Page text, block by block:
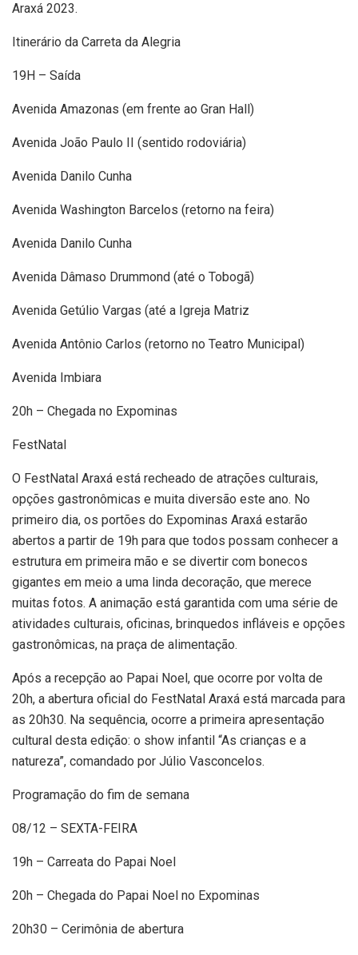
Araxá 2023.
Itinerário da Carreta da Alegria
19H – Saída
Avenida Amazonas (em frente ao Gran Hall)
Avenida João Paulo II (sentido rodoviária)
Avenida Danilo Cunha
Avenida Washington Barcelos (retorno na feira)
Avenida Danilo Cunha
Avenida Dâmaso Drummond (até o Tobogã)
Avenida Getúlio Vargas (até a Igreja Matriz
Avenida Antônio Carlos (retorno no Teatro Municipal)
Avenida Imbiara
20h – Chegada no Expominas
FestNatal
O FestNatal Araxá está recheado de atrações culturais,
opções gastronômicas e muita diversão este ano. No
primeiro dia, os portões do Expominas Araxá estarão
abertos a partir de 19h para que todos possam conhecer a
estrutura em primeira mão e se divertir com bonecos
gigantes em meio a uma linda decoração, que merece
muitas fotos. A animação está garantida com uma série de
atividades culturais, oficinas, brinquedos infláveis e opções
gastronômicas, na praça de alimentação.
Após a recepção ao Papai Noel, que ocorre por volta de
20h, a abertura oficial do FestNatal Araxá está marcada para
as 20h30. Na sequência, ocorre a primeira apresentação
cultural desta edição: o show infantil “As crianças e a
natureza”, comandado por Júlio Vasconcelos.
Programação do fim de semana
08/12 – SEXTA-FEIRA
19h – Carreata do Papai Noel
20h – Chegada do Papai Noel no Expominas
20h30 – Cerimônia de abertura